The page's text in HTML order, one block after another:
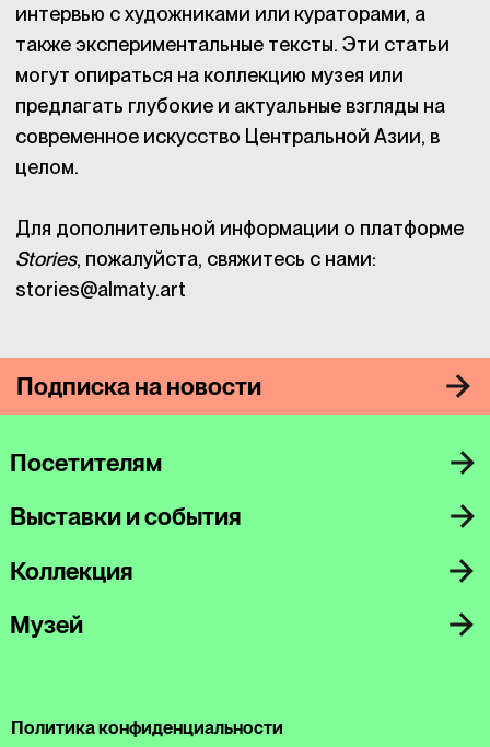
интервью с художниками или кураторами, а
также экспериментальные тексты. Эти статьи
могут опираться на коллекцию музея или
предлагать глубокие и актуальные взгляды на
современное искусство Центральной Азии, в
целом.
Для дополнительной информации о платформе
Stories, пожалуйста, свяжитесь с нами:
stories@almaty.art
Подписка на новости
Политика конфиденциальности
Посетителям
Выставки и события
Коллекция
Музей